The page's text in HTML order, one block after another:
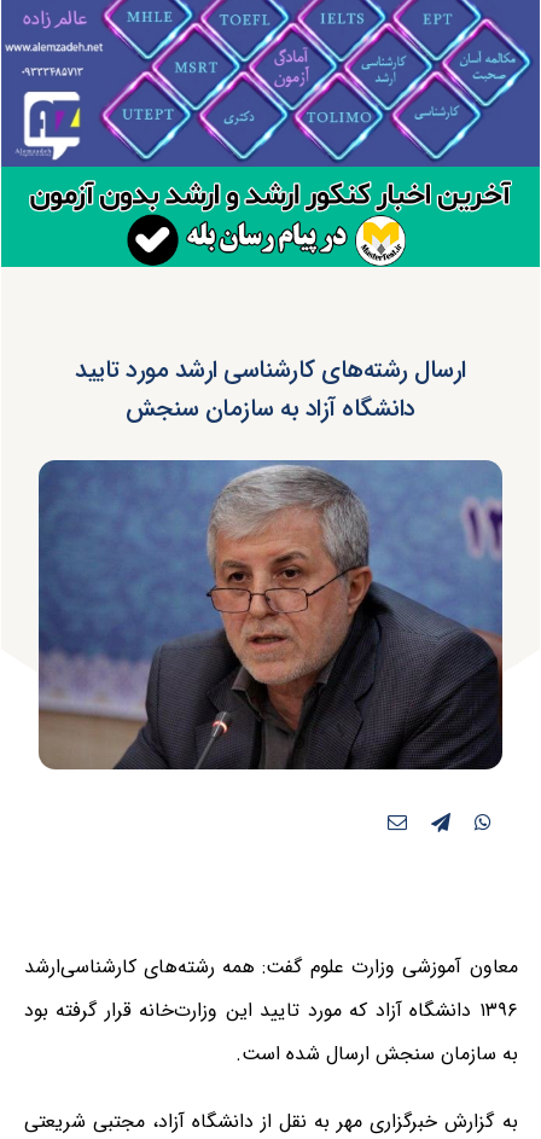
ارسال رشته‌های کارشناسی ارشد مورد تایید
دانشگاه آزاد به سازمان سنجش
معاون آموزشی وزارت علوم گفت: همه رشته‌های کارشناسی‌ارشد
۱۳۹۶ دانشگاه آزاد که مورد تایید این وزارت‌خانه قرار گرفته بود
به سازمان سنجش ارسال شده است.
به گزارش خبرگزاری مهر به نقل از دانشگاه آزاد، مجتبی شریعتی